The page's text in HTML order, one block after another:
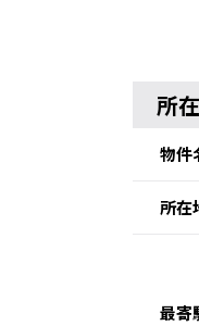
所
物件
所在
最寄